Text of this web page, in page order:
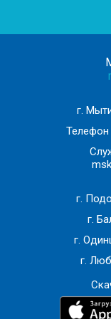
г.
Телефон
г.
г.
г.
г.